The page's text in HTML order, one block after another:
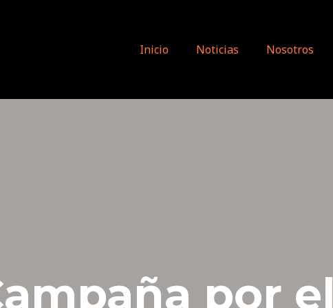
Inicio Noticias Nosotros
por el